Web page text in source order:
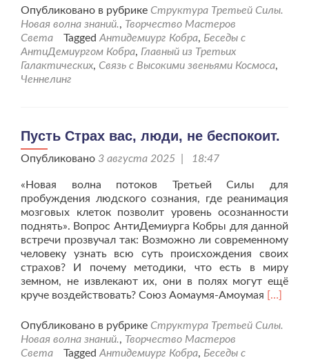
проЖизнь
земных
даёт
Опубликовано в рубрике Структура Третьей Силы.
Новая волна знаний., Творчество Мастеров
Света
Tagged Антидемиург Кобра, Беседы с
АнтиДемиургом Кобра, Главный из Третьих
Галактических, Связь с Высокими звеньями Космоса,
Ченнелинг
Пусть Страх вас, люди, не беспокоит.
Опубликовано 3 августа 2025 | 18:47
«Новая волна потоков Третьей Силы для
пробуждения людского сознания, где реанимация
мозговых клеток позволит уровень осознанности
поднять». Вопрос АнтиДемиурга Кобры для данной
встречи прозвучал так: Возможно ли современному
человеку узнать всю суть происхождения своих
страхов? И почему методики, что есть в миру
земном, не извлекают их, они в полях могут ещё
круче воздействовать? Союз Аомаумя-Амоумая Читать
[…]
Опубликовано в рубрике Структура Третьей Силы.
Новая волна знаний., Творчество Мастеров
Света
Tagged Антидемиург Кобра, Беседы с